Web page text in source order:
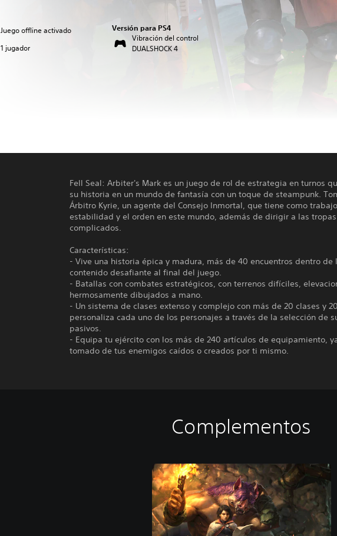
Juego offline activado
1 jugador
Versión para PS4
Vibración del control
DUALSHOCK 4
Fell Seal: Arbiter's Mark es un juego de rol de estrategia en turnos
su historia en un mundo de fantasía con un toque de steampunk.
Árbitro Kyrie, un agente del Consejo Inmortal, que tiene como
estabilidad y el orden en este mundo, además de dirigir a las
complicados.
Características:
- Vive una historia épica y madura, más de 40 encuentros dentro de
contenido desafiante al final del juego.
- Batallas con combates estratégicos, con terrenos difíciles,
hermosamente dibujados a mano.
- Un sistema de clases extenso y complejo con más de 20 clases y
personaliza cada uno de los personajes a través de la selección de
pasivos.
- Equipa tu ejército con los más de 240 artículos de equipamiento,
tomado de tus enemigos caídos o creados por ti mismo.
Complementos